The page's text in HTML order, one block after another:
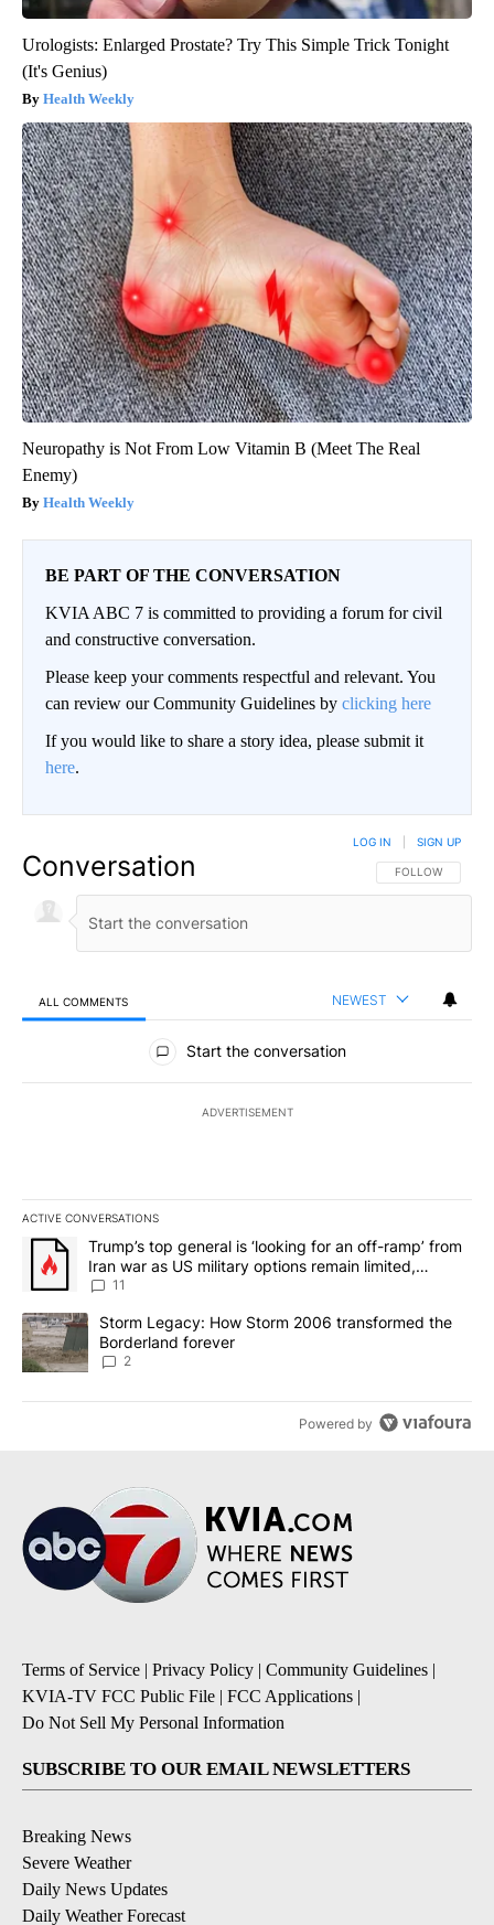
Urologists: Enlarged Prostate? Try This Simple Trick Tonight
(It's Genius)
Health Weekly
Neuropathy is Not From Low Vitamin B (Meet The Real
Enemy)
Health Weekly
BE PART OF THE CONVERSATION
KVIA ABC 7 is committed to providing a forum for civil
and constructive conversation.
Please keep your comments respectful and relevant. You
can review our Community Guidelines by clicking here
If you would like to share a story idea, please submit it
here.
Conversation FOLLOW THIS
FOLLOW
LOG IN SIGN UP
ALL COMMENTS NEWEST
All Comments
Start the conversation
ADVERTISEMENT
ACTIVE CONVERSATIONS
The following is a list of the most commented articles in the last
A trending article titled "Trump’s top general is ‘looking for an
Trump’s top general is ‘looking for an off-ramp’ from
Iran war as US military options remain limited,
sources say
11
A trending article titled "Storm Legacy: How Storm 2006
Storm Legacy: How Storm 2006 transformed the
Borderland forever
2
Powered by
Terms of Service | Privacy Policy | Community Guidelines |
KVIA-TV FCC Public File | FCC Applications |
Do Not Sell My Personal Information
SUBSCRIBE TO OUR EMAIL NEWSLETTERS
Breaking News
Severe Weather
Daily News Updates
Daily Weather Forecast